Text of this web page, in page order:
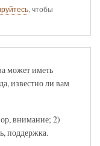
, чтобы
может иметь
известно ли вам
внимание; 2)
поддержка.